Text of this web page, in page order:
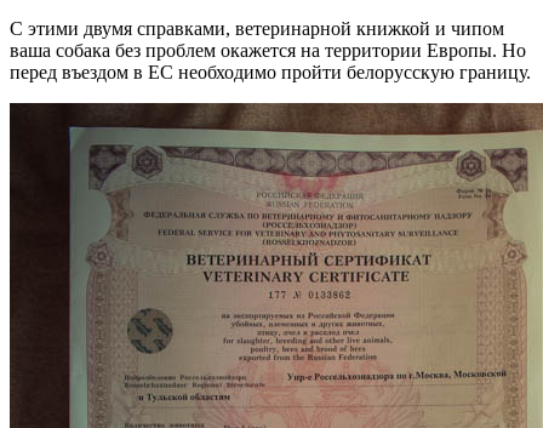
С этими двумя справками, ветеринарной книжкой и чипом
ваша собака без проблем окажется на территории Европы. Но
перед въездом в ЕС необходимо пройти белорусскую границу.